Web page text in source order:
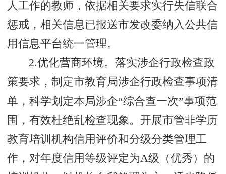
人工作的教师，依据相关要求实行失信联合
惩戒，相关信息已报送市发改委纳入公共信
用信息平台统一管理。
2.优化营商环境。落实涉企行政检查政
策要求，制定市教育局涉企行政检查事项清
单，科学划定本局涉企“综合查一次”事项范
围，有效杜绝乱检查现象。开展市管非学历
教育培训机构信用评价和分级分类管理工
作，对年度信用等级评定为A级（优秀）的